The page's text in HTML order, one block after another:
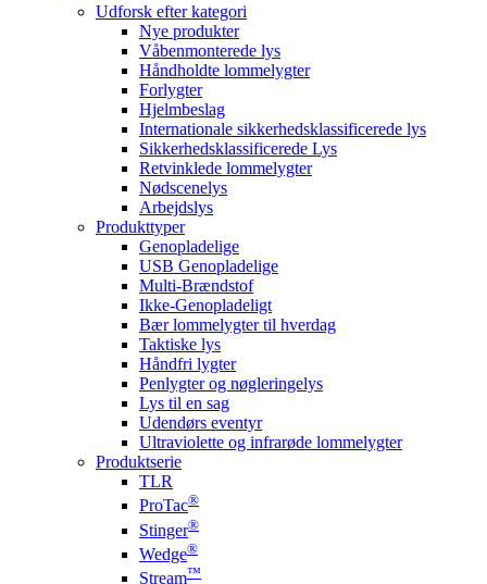
Udforsk efter kategori
Nye produkter
Våbenmonterede lys
Håndholdte lommelygter
Forlygter
Hjelmbeslag
Internationale sikkerhedsklassificerede lys
Sikkerhedsklassificerede Lys
Retvinklede lommelygter
Nødscenelys
Arbejdslys
Produkttyper
Genopladelige
USB Genopladelige
Multi-Brændstof
Ikke-Genopladeligt
Bær lommelygter til hverdag
Taktiske lys
Håndfri lygter
Penlygter og nøgleringelys
Lys til en sag
Udendørs eventyr
Ultraviolette og infrarøde lommelygter
Produktserie
TLR
ProTac®
Stinger®
Wedge®
Stream™